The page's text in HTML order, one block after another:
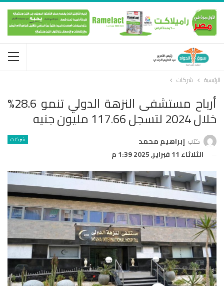
الرئيسية شركات
أرباح مستشفى النزهة الدولي تنمو 28.6%
خلال 2024 لتسجل 117.66 مليون جنيه
شركات كتب إبراهيم محمد
الثلاثاء 11 فبراير, 2025 1:39 م